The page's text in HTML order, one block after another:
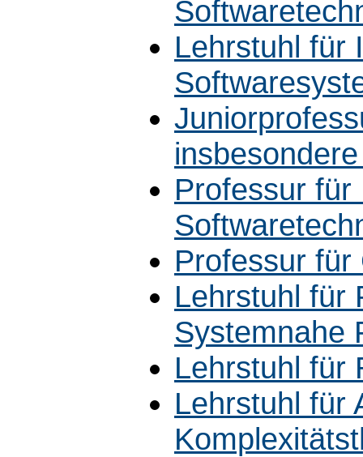
Lehrstuhl für
Professur für
Professur
Lehrstuhl für
Systemnahe
Lehrstuhl für
Lehrstuhl für